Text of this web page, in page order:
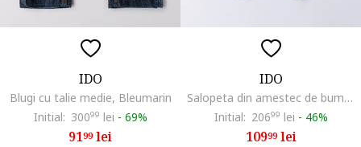
IDO
Blugi cu talie medie, Bleumarin
Initial: 30099 lei - 69%
9199lei
IDO
Salopeta din amestec de bumbac cu buzunar, Albastru lavanda
Initial: 20699 lei - 46%
10999lei